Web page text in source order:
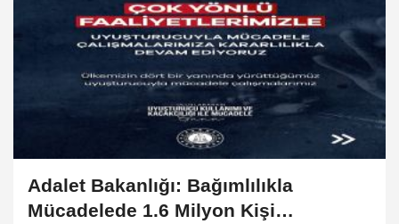
Adalet Bakanlığı: Bağımlılıkla
Mücadelede 1.6 Milyon Kişi